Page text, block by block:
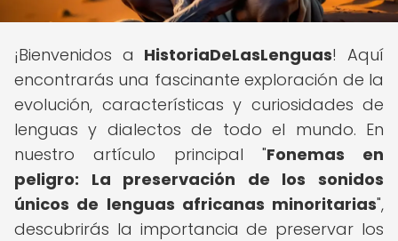
¡Bienvenidos a HistoriaDeLasLenguas! Aquí
encontrarás una fascinante exploración de la
evolución, características y curiosidades de
lenguas y dialectos de todo el mundo. En
nuestro artículo principal "Fonemas en
peligro: La preservación de los sonidos
únicos de lenguas africanas minoritarias",
descubrirás la importancia de preservar los